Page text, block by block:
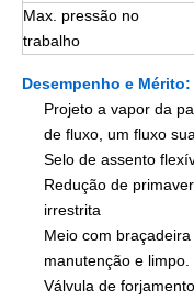
Max. pressão no
trabalho
Desempenho e Mérito:
Projeto a vapor da
de fluxo, um fluxo
Selo de assento
Redução de
irrestrita
Meio com
manutenção e limpo.
Válvula de